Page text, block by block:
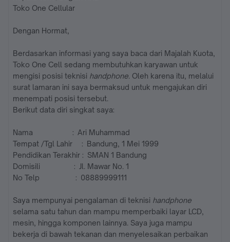
Toko One Cellular
Dengan Hormat,
Berdasarkan informasi yang saya baca dari Majalah Kuota,
Toko One Cell sedang membutuhkan karyawan untuk
mengisi posisi teknisi handphone. Oleh karena itu, melalui
surat lamaran ini saya bermaksud untuk mengajukan diri
menempati posisi tersebut.
Berikut data diri singkat saya:
Nama : Ari Muhammad
Tempat /Tgl Lahir : Bandung, 1 Mei 1999
Pendidikan Terakhir : SMAN 1 Bandung
Domisili : Jl. Mawar No. 1
No Telp : 08889999111
Saya mempunyai pengalaman di teknisi handphone
selama satu tahun dan mampu memperbaiki layar LCD,
mesin, hingga komponen lainnya. Saya juga mampu
bekerja di bawah tekanan dan menyelesaikan perbaikan